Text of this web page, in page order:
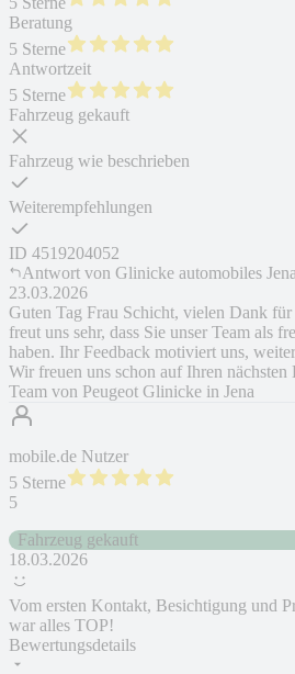
Beratung
5 Sterne
Antwortzeit
5 Sterne
Fahrzeug gekauft
Fahrzeug wie beschrieben
Weiterempfehlungen
ID 4519204052
Antwort von Glinicke automobiles
23.03.2026
Guten Tag Frau Schicht, vielen Dank
freut uns sehr, dass Sie unser Team als
haben. Ihr Feedback motiviert uns,
Wir freuen uns schon auf Ihren
Team von Peugeot Glinicke in Jena
mobile.de Nutzer
5 Sterne
5
Fahrzeug gekauft
18.03.2026
Vom ersten Kontakt, Besichtigung und
war alles TOP!
Bewertungsdetails